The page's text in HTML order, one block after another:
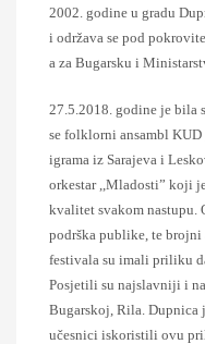
2002. godine u gradu
i održava se pod
a za Bugarsku i
27.5.2018. godine je bila
se folklorni ansambl KUD
igrama iz Sarajeva i
orkestar ,,Mladosti” koji
kvalitet svakom nastupu.
podrška publike, te brojni
festivala su imali priliku
Posjetili su najslavniji i
Bugarskoj, Rila. Dupnica
učesnici iskoristili ovu